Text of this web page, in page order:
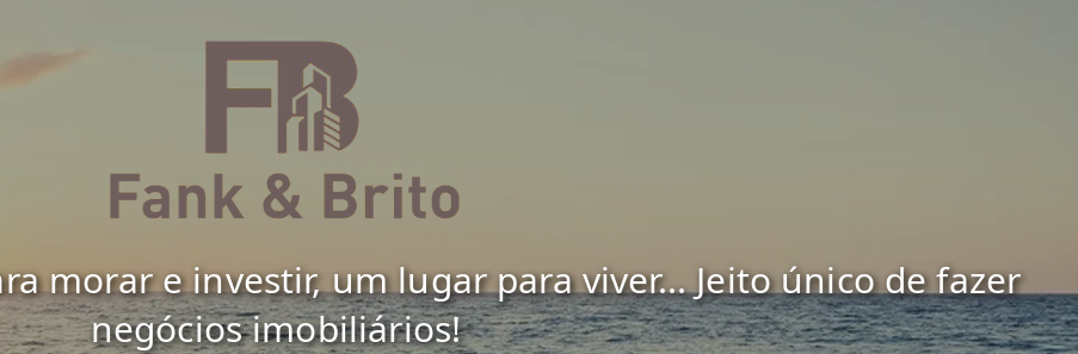
morar e investir, um lugar para viver... Jeito único de fazer
negócios imobiliários!